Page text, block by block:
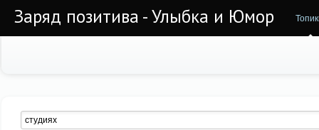
Заряд позитива - Улыбка и Юмор